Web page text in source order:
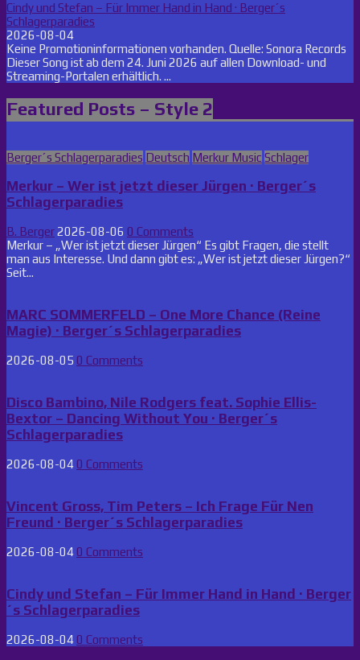
Cindy und Stefan – Für Immer Hand in Hand · Berger´s
Schlagerparadies
2026-08-04
Keine Promotioninformationen vorhanden. Quelle: Sonora Records
Dieser Song ist ab dem 24. Juni 2026 auf allen Download- und
Streaming-Portalen erhältlich. ...
Featured Posts – Style 2
Posted
Berger´s Schlagerparadies Deutsch Merkur Music Schlager
Merkur – Wer ist jetzt dieser Jürgen · Berger´s
Schlagerparadies
B. Berger2026-08-06 0 Comments
Merkur – „Wer ist jetzt dieser Jürgen“ Es gibt Fragen, die stellt
man aus Interesse. Und dann gibt es: „Wer ist jetzt dieser Jürgen?“
Seit...
MARC SOMMERFELD – One More Chance (Reine
Magie) · Berger´s Schlagerparadies
2026-08-05 0 Comments
Disco Bambino, Nile Rodgers feat. Sophie Ellis-
Bextor – Dancing Without You · Berger´s
Schlagerparadies
2026-08-04 0 Comments
Vincent Gross, Tim Peters – Ich Frage Für Nen
Freund · Berger´s Schlagerparadies
2026-08-04 0 Comments
Cindy und Stefan – Für Immer Hand in Hand · Berger
´s Schlagerparadies
2026-08-04 0 Comments